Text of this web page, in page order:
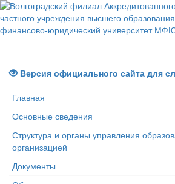
Версия официального сайта для
Главная
Основные сведения
Структура и органы управления
организацией
Документы